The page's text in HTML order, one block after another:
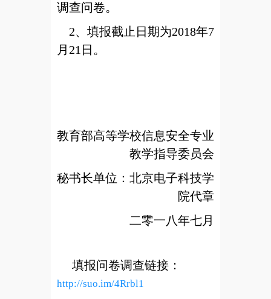
调查问卷。
2、填报截止日期为2018年7
月21日。
教育部高等学校信息安全专业
教学指导委员会
秘书长单位：北京电子科技学
院代章
二零一八年七月
填报问卷调查链接：
http://suo.im/4Rrbl1